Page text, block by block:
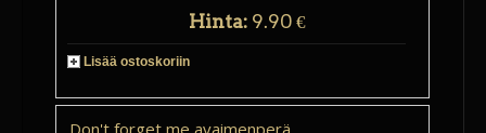
Hinta: 9.90 €
Lisää ostoskoriin
Don't forget me avaimenperä